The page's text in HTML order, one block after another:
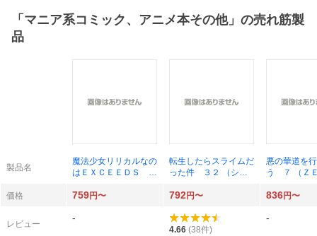
「 マニア系コミック、アニメ本その他」の売れ筋製
品
製品名
魔法少女リリカルなの
はＥＸＣＥＥＤＳ ３
築真紀
転生したらスライムだ
った件 ３２ （シリ
作 川上泰樹／漫画
ター原案
悪の華道を
う ７ （Ｚ
やましろ梅太
価格 759円〜 792円〜 836円〜
レビュー
-
4.66 (38件)
-